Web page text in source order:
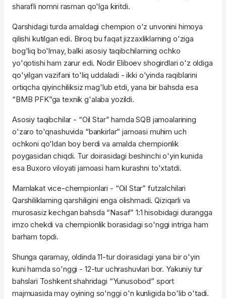
sharafli nomni rasman qo'lga kiritdi.
Qarshidagi turda amaldagi chempion o'z unvonini himoya
qilishi kutilgan edi. Biroq bu faqat jizzaxliklarning o'ziga
bog'liq bo'lmay, balki asosiy taqibchilarning ochko
yo'qotishi ham zarur edi. Nodir Eliboev shogirdlari o'z oldiga
qo'yilgan vazifani to'liq uddaladi - ikki o'yinda raqiblarini
ortiqcha qiyinchiliksiz mag'lub etdi, yana bir bahsda esa
“BMB PFK”ga texnik g'alaba yozildi.
Asosiy taqibchilar - “Oil Star” hamda SQB jamoalarining
o'zaro to'qnashuvida “bankirlar” jamoasi muhim uch
ochkoni qo'ldan boy berdi va amalda chempionlik
poygasidan chiqdi. Tur doirasidagi beshinchi o'yin kunida
esa Buxoro viloyati jamoasi ham kurashni to'xtatdi.
Mamlakat vice-chempionlari - “Oil Star” futzalchilari
Qarshiliklarning qarshiligini enga olishmadi. Qiziqarli va
murosasiz kechgan bahsda “Nasaf” 1:1 hisobidagi durangga
imzo chekdi va chempionlik borasidagi so'nggi intriga ham
barham topdi.
Shunga qaramay, oldinda 11-tur doirasidagi yana bir o'yin
kuni hamda so'nggi - 12-tur uchrashuvlari bor. Yakuniy tur
bahslari Toshkent shahridagi “Yunusobod” sport
majmuasida may oyining so'nggi o'n kunligida bo'lib o'tadi.